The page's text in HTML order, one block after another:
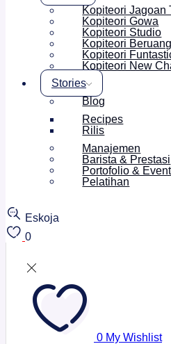
Kopiteori Jagoan
Kopiteori Gowa
Kopiteori Studio
Kopiteori
Kopiteori
Kopiteori New
Stories
Blog
Recipes
Rilis
Manajemen
Barista & Prestasi
Portofolio &
Pelatihan
Eskoja
0
0 My Wishlist